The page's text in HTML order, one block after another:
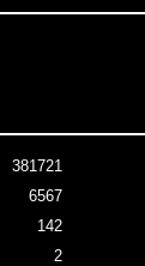
2
381721
6567
142